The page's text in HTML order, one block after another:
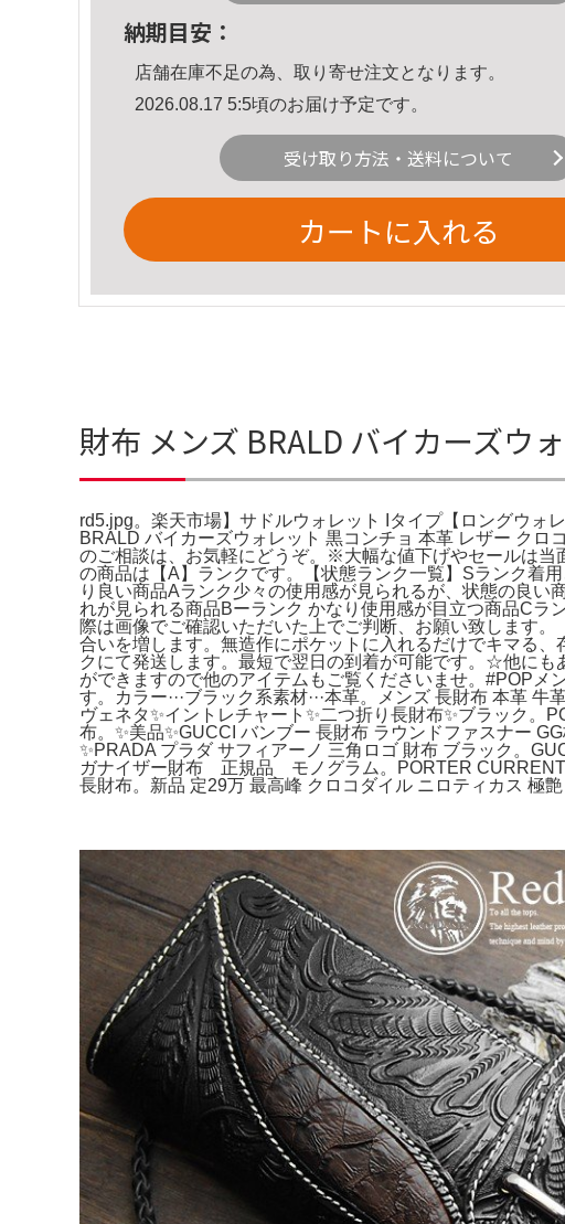
納期目安：
店舗在庫不足の為、取り寄せ注文となります。
2026.08.17 5:5頃のお届け予定です。
受け取り方法・送料について
カートに入れる
財布 メンズ BRALD バイカーズウ
rd5.jpg。楽天市場】サドルウォレット Iタイプ【ロングウォ
BRALD バイカーズウォレット 黒コンチョ 本革 レザー ク
のご相談は、お気軽にどうぞ。※大幅な値下げやセールは
の商品は【A】ランクです。【状態ランク一覧】Sランク着
り良い商品Aランク少々の使用感が見られるが、状態の良
れが見られる商品Bーランク かなり使用感が目立つ商品Cラ
際は画像でご確認いただいた上でご判断、お願い致します
合いを増します。無造作にポケットに入れるだけでキマる
クにて発送します。最短で翌日の到着が可能です。☆他に
ができますので他のアイテムもご覧くださいませ。#POP
す。カラー···ブラック系素材···本革。メンズ 長財布 本革
ヴェネタ✨イントレチャート✨二つ折り長財布✨ブラック
布。✨美品✨GUCCI バンブー 長財布 ラウンドファスナ
✨PRADA プラダ サフィアーノ 三角ロゴ 財布 ブラック。
ガナイザー財布 正規品 モノグラム。PORTER CURRENT
長財布。新品 定29万 最高峰 クロコダイル ニロティカス 極